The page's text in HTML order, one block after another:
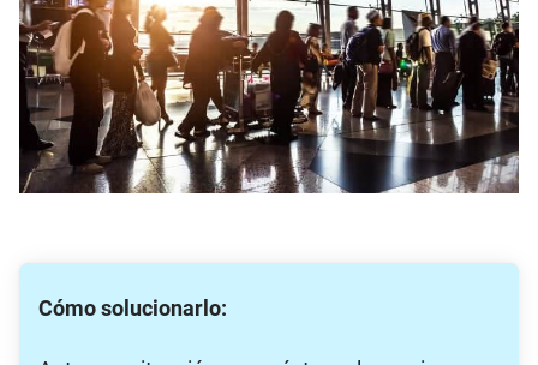
Cómo solucionarlo: